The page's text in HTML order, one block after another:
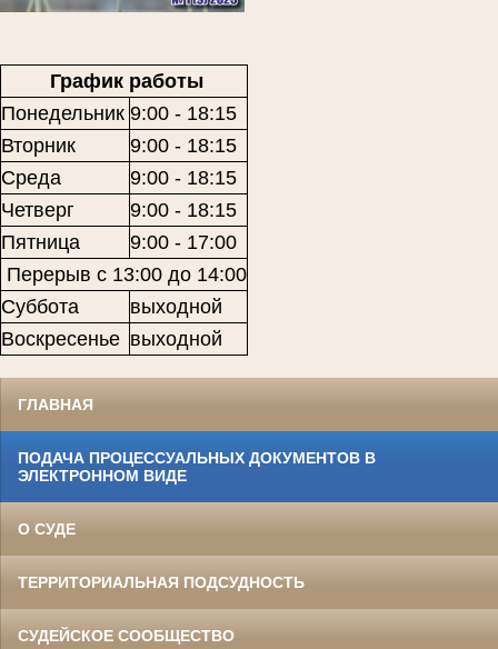
График работы
Понедельник 9:00 - 18:15
Вторник
9:00 - 18:15
Среда
9:00 - 18:15
Четверг
9:00 - 18:15
Пятница
9:00 - 17:00
Перерыв с 13:00 до 14:00
Суббота
выходной
Воскресенье выходной
ГЛАВНАЯ
ПОДАЧА ПРОЦЕССУАЛЬНЫХ ДОКУМЕНТОВ В
ЭЛЕКТРОННОМ ВИДЕ
О СУДЕ
ТЕРРИТОРИАЛЬНАЯ ПОДСУДНОСТЬ
СУДЕЙСКОЕ СООБЩЕСТВО